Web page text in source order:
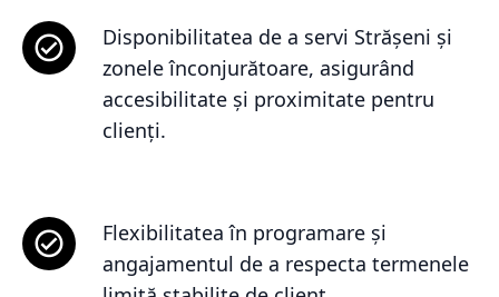
Disponibilitatea de a servi Strășeni și
zonele înconjurătoare, asigurând
accesibilitate și proximitate pentru
clienți.
Flexibilitatea în programare și
angajamentul de a respecta termenele